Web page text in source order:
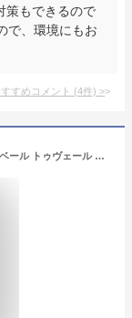
策もできるので
で、環境にもお
すめコメント (4件) >
ファンデーション 色交換保証付 セラミド トゥベール トゥヴェール レフィル ミネラルパウダリーファンデーション